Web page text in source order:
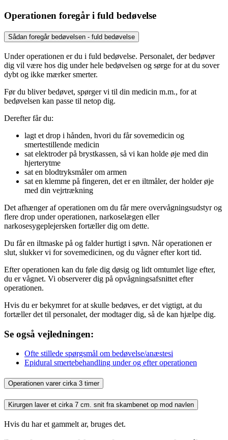
Operationen foregår i fuld bedøvelse
Sådan foregår bedøvelsen - fuld bedøvelse
Under operationen er du i fuld bedøvelse. Personalet, der bedøver
dig vil være hos dig under hele bedøvelsen og sørge for at du sover
dybt og ikke mærker smerter.
Før du bliver bedøvet, spørger vi til din medicin m.m., for at
bedøvelsen kan passe til netop dig.
Derefter får du:
lagt et drop i hånden, hvori du får sovemedicin og
smertestillende medicin
sat elektroder på brystkassen, så vi kan holde øje med din
hjerterytme
sat en blodtryksmåler om armen
sat en klemme på fingeren, det er en iltmåler, der holder øje
med din vejrtrækning
Det afhænger af operationen om du får mere overvågningsudstyr og
flere drop under operationen, narkoselægen eller
narkosesygeplejersken fortæller dig om dette.
Du får en iltmaske på og falder hurtigt i søvn. Når operationen er
slut, slukker vi for sovemedicinen, og du vågner efter kort tid.
Efter operationen kan du føle dig døsig og lidt omtumlet lige efter,
du er vågnet. Vi observerer dig på opvågningsafsnittet efter
operationen.
Hvis du er bekymret for at skulle bedøves, er det vigtigt, at du
fortæller det til personalet, der modtager dig, så de kan hjælpe dig.
Se også vejledningen:
Ofte stillede spørgsmål om bedøvelse/anæstesi
Epidural smertebehandling under og efter operationen
Operationen varer cirka 3 timer
Kirurgen laver et cirka 7 cm. snit fra skambenet op mod navlen
Hvis du har et gammelt ar, bruges det.